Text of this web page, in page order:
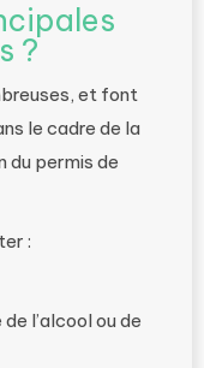
?
et font
le cadre de la
du permis de
:
l’alcool ou de